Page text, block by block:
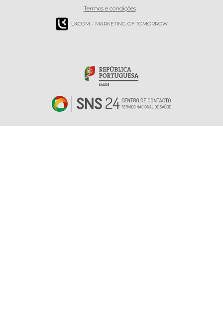
Termos e condições
LKCOM - MARKETING OF TOMORROW